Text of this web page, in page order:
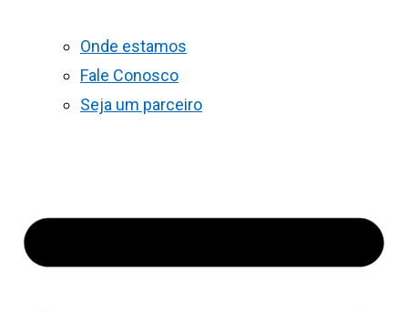
Onde estamos
Fale Conosco
Seja um parceiro